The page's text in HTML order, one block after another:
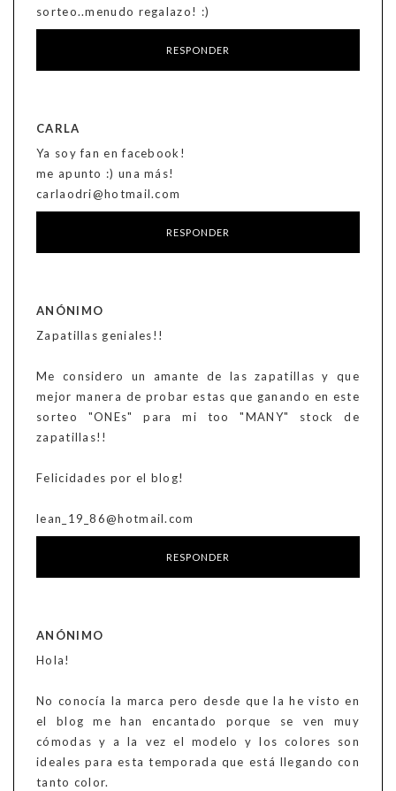
sorteo..menudo regalazo! :)
RESPONDER
CARLA
Ya soy fan en facebook!
me apunto :) una más!
carlaodri@hotmail.com
RESPONDER
ANÓNIMO
Zapatillas geniales!!
Me considero un amante de las zapatillas y que
mejor manera de probar estas que ganando en este
sorteo "ONEs" para mi too "MANY" stock de
zapatillas!!
Felicidades por el blog!
lean_19_86@hotmail.com
RESPONDER
ANÓNIMO
Hola!
No conocía la marca pero desde que la he visto en
el blog me han encantado porque se ven muy
cómodas y a la vez el modelo y los colores son
ideales para esta temporada que está llegando con
tanto color.